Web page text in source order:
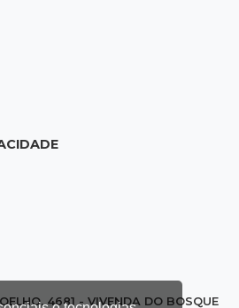
canil e proíbe treino do
do Sul
4681 - VIVENDA DO BOSQUE